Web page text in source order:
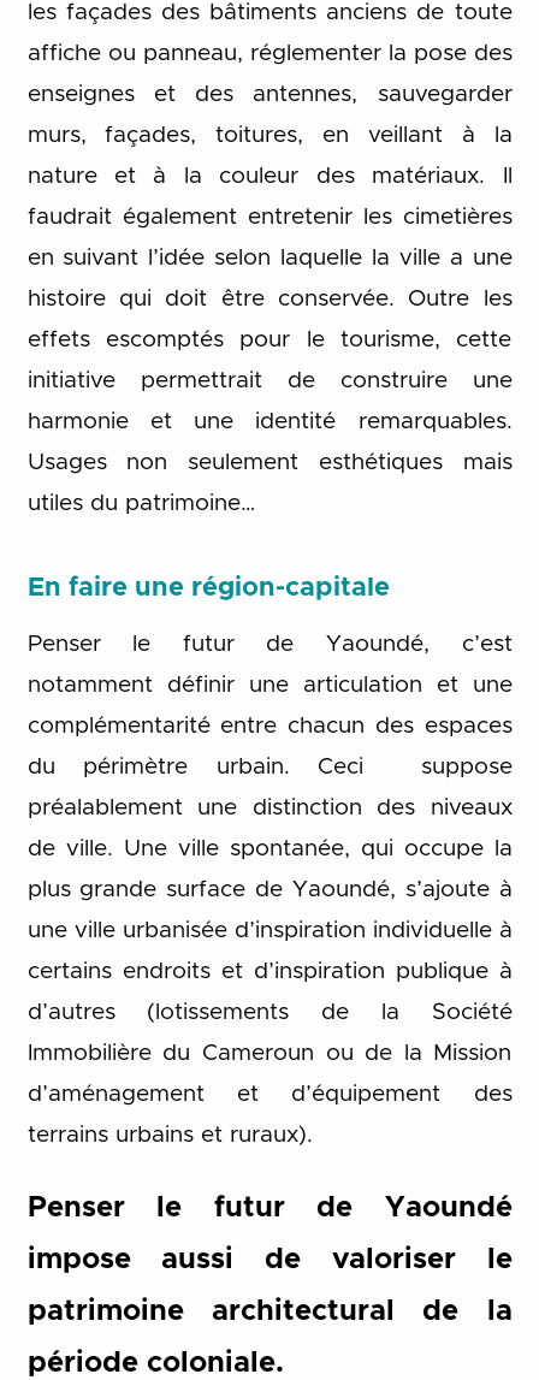
les façades des bâtiments anciens de toute
affiche ou panneau, réglementer la pose des
enseignes et des antennes, sauvegarder
murs, façades, toitures, en veillant à la
nature et à la couleur des matériaux. Il
faudrait également entretenir les cimetières
en suivant l’idée selon laquelle la ville a une
histoire qui doit être conservée. Outre les
effets escomptés pour le tourisme, cette
initiative permettrait de construire une
harmonie et une identité remarquables.
Usages non seulement esthétiques mais
utiles du patrimoine…
En faire une région-capitale
Penser le futur de Yaoundé, c’est
notamment définir une articulation et une
complémentarité entre chacun des espaces
du périmètre urbain. Ceci suppose
préalablement une distinction des niveaux
de ville. Une ville spontanée, qui occupe la
plus grande surface de Yaoundé, s’ajoute à
une ville urbanisée d’inspiration individuelle à
certains endroits et d’inspiration publique à
d’autres (lotissements de la Société
Immobilière du Cameroun ou de la Mission
d’aménagement et d’équipement des
terrains urbains et ruraux).
Penser le futur de Yaoundé
impose aussi de valoriser le
patrimoine architectural de la
période coloniale.